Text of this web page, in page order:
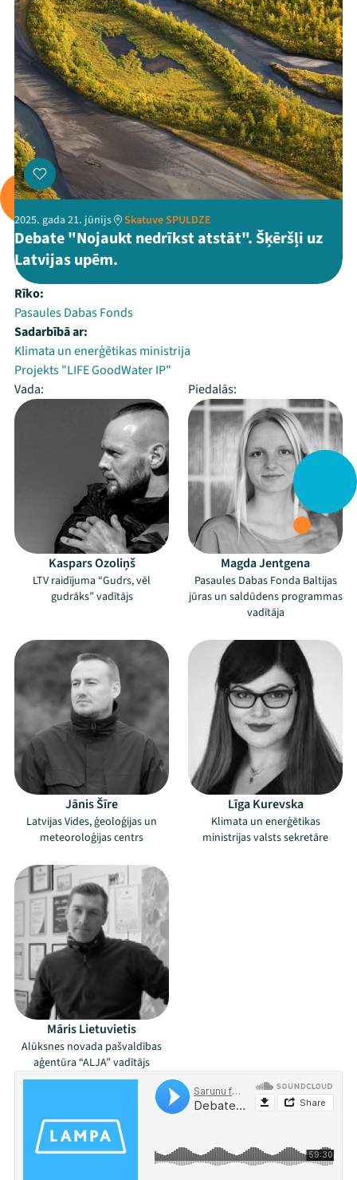
Mana programma
Programma
2025. gada 21. jūnijs Skatuve SPULDZE
Debate "Nojaukt nedrīkst atstāt". Šķēršļi uz
Latvijas upēm.
Rīko:
Pasaules Dabas Fonds
Sadarbībā ar:
Klimata un enerģētikas ministrija
Projekts "LIFE GoodWater IP"
Vada:
Piedalās:
Kaspars Ozoliņš
LTV raidījuma “Gudrs, vēl
gudrāks” vadītājs
Magda Jentgena
Pasaules Dabas Fonda Baltijas
jūras un saldūdens programmas
vadītāja
Jānis Šīre
Latvijas Vides, ģeoloģijas un
meteoroloģijas centrs
Līga Kurevska
Klimata un enerģētikas
ministrijas valsts sekretāre
Māris Lietuvietis
Alūksnes novada pašvaldības
aģentūra “ALJA” vadītājs